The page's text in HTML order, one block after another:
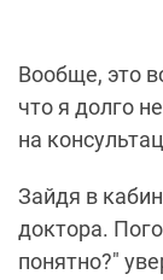
Вообще, это
что я долго
на
Зайдя в
доктора.
понятно?"